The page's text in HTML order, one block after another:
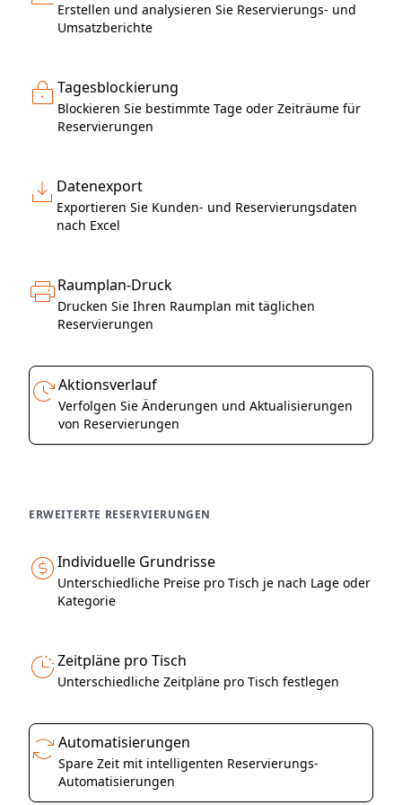
Erstellen und analysieren Sie Reservierungs- und
Umsatzberichte
Tagesblockierung
Blockieren Sie bestimmte Tage oder Zeiträume für
Reservierungen
Datenexport
Exportieren Sie Kunden- und Reservierungsdaten
nach Excel
Raumplan-Druck
Drucken Sie Ihren Raumplan mit täglichen
Reservierungen
Aktionsverlauf
Verfolgen Sie Änderungen und Aktualisierungen
von Reservierungen
ERWEITERTE RESERVIERUNGEN
Individuelle Grundrisse
Unterschiedliche Preise pro Tisch je nach Lage oder
Kategorie
Zeitpläne pro Tisch
Unterschiedliche Zeitpläne pro Tisch festlegen
Automatisierungen
Spare Zeit mit intelligenten Reservierungs-
Automatisierungen